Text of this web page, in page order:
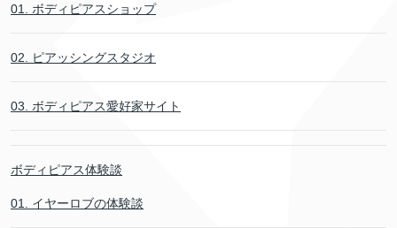
01. ボディピアスショップ
02. ピアッシングスタジオ
03. ボディピアス愛好家サイト
ボディピアス体験談
01. イヤーロブの体験談